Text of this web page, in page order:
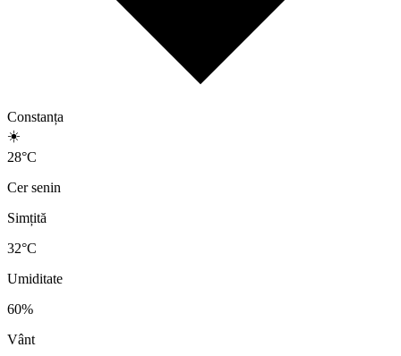
Constanța
☀️
28°C
Cer senin
Simțită
32°C
Umiditate
60%
Vânt